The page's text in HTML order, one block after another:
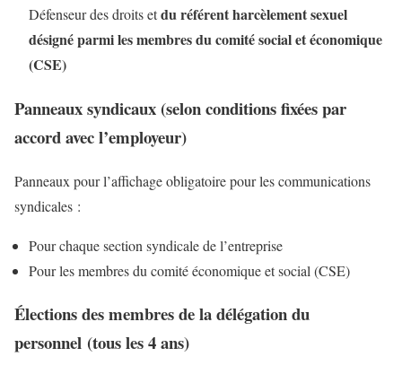
Défenseur des droits etdu référent harcèlement sexuel
désigné parmi les membres du comité social et économique
(CSE)
Panneaux syndicaux (selon conditions fixées par
accord avec l’employeur)
Panneaux pour l’affichage obligatoire pour les communications
syndicales :
Pour chaque section syndicale de l’entreprise
Pour les membres du comité économique et social (CSE)
Élections des membres de la délégation du
personnel (tous les 4 ans)